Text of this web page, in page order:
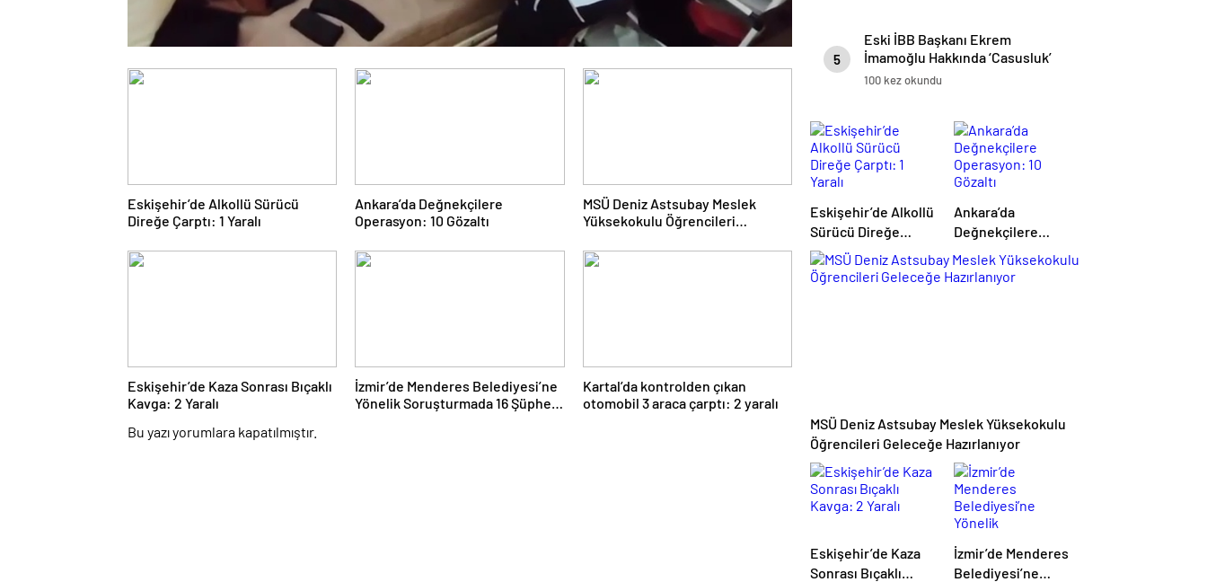
Eskişehir’de Alkollü Sürücü
Direğe Çarptı: 1 Yaralı
Ankara’da Değnekçilere
Operasyon: 10 Gözaltı
MSÜ Deniz Astsubay Meslek
Yüksekokulu Öğrencileri
Eskişehir’de Kaza Sonrası Bıçaklı
Kavga: 2 Yaralı
İzmir’de Menderes Belediyesi’ne
Yönelik Soruşturmada 16 Şüpheli
Kartal’da kontrolden çıkan
otomobil 3 araca çarptı: 2 yaralı
Bu yazı yorumlara kapatılmıştır.
5
Eski İBB Başkanı Ekrem
İmamoğlu Hakkında ‘Casusluk’
Soruşturması
100 kez okundu
Eskişehir’de Alkollü
Sürücü Direğe
Çarptı: 1 Yaralı
Ankara’da
Değnekçilere
Operasyon: 10
Gözaltı
MSÜ Deniz Astsubay Meslek Yüksekokulu
Öğrencileri Geleceğe Hazırlanıyor
Eskişehir’de Kaza
Sonrası Bıçaklı
İzmir’de Menderes
Belediyesi’ne